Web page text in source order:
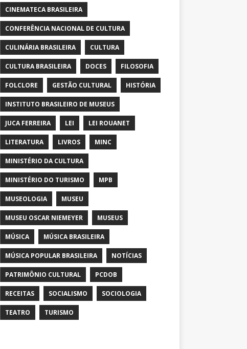
CINEMATECA BRASILEIRA
CONFERÊNCIA NACIONAL DE CULTURA
CULINÁRIA BRASILEIRA CULTURA
CULTURA BRASILEIRA DOCES FILOSOFIA
FOLCLORE GESTÃO CULTURAL HISTÓRIA
INSTITUTO BRASILEIRO DE MUSEUS
JUCA FERREIRA LEI LEI ROUANET
LITERATURA LIVROS MINC
MINISTÉRIO DA CULTURA
MINISTÉRIO DO TURISMO MPB
MUSEOLOGIA MUSEU
MUSEU OSCAR NIEMEYER MUSEUS
MÚSICA MÚSICA BRASILEIRA
MÚSICA POPULAR BRASILEIRA NOTÍCIAS
PATRIMÔNIO CULTURAL PCDOB
RECEITAS SOCIALISMO SOCIOLOGIA
TEATRO TURISMO